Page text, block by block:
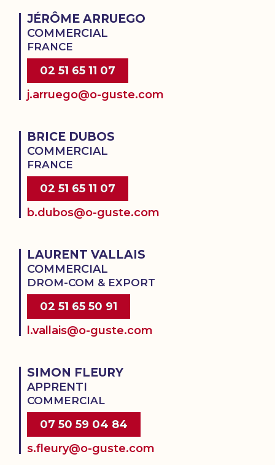
JÉRÔME ARRUEGO
COMMERCIAL
FRANCE
02 51 65 11 07
j.arruego@o-guste.com
BRICE DUBOS
COMMERCIAL
FRANCE
02 51 65 11 07
b.dubos@o-guste.com
LAURENT VALLAIS
COMMERCIAL
DROM-COM & EXPORT
02 51 65 50 91
l.vallais@o-guste.com
SIMON FLEURY
APPRENTI
COMMERCIAL
07 50 59 04 84
s.fleury@o-guste.com